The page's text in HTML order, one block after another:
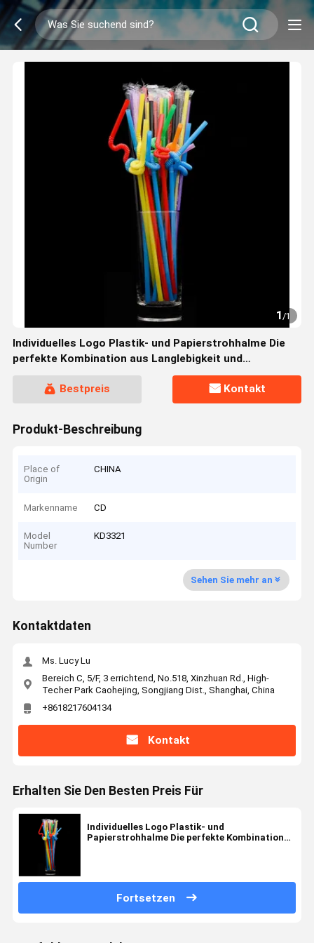
1/1
Individuelles Logo Plastik- und Papierstrohhalme Die
perfekte Kombination aus Langlebigkeit und
Bestpreis
Kontakt
Produkt-Beschreibung
Place of
Origin
CHINA
Markenname CD
Model
Number
KD3321
Sehen Sie mehr an
Kontaktdaten
Ms. Lucy Lu
Bereich C, 5/F, 3 errichtend, No.518, Xinzhuan Rd., High-
Techer Park Caohejing, Songjiang Dist., Shanghai, China
+8618217604134
Kontakt
Erhalten Sie Den Besten Preis Für
Individuelles Logo Plastik- und
Papierstrohhalme Die perfekte Kombination
Fortsetzen